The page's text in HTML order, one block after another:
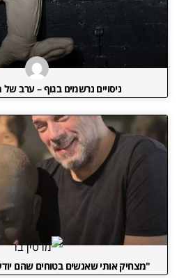
ניסויים נרשמים בגוף – ערב
"מצחיק אותי שאנשים בטוחים שהם